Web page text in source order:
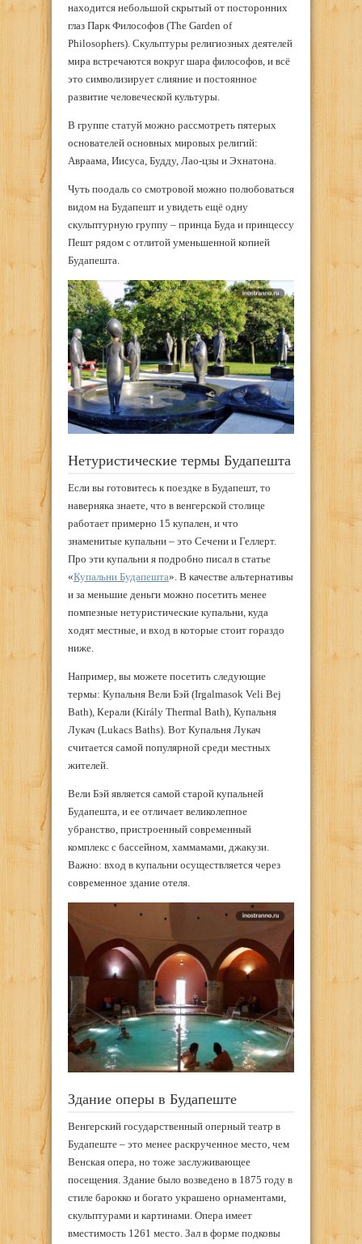
находится небольшой скрытый от посторонних
глаз Парк Философов (The Garden of
Philosophers). Скульптуры религиозных деятелей
мира встречаются вокруг шара философов, и всё
это символизирует слияние и постоянное
развитие человеческой культуры.
В группе статуй можно рассмотреть пятерых
основателей основных мировых религий:
Авраама, Иисуса, Будду, Лао-цзы и Эхнатона.
Чуть поодаль со смотровой можно полюбоваться
видом на Будапешт и увидеть ещё одну
скульптурную группу – принца Буда и принцессу
Пешт рядом с отлитой уменьшенной копией
Будапешта.
Нетуристические термы Будапешта
Если вы готовитесь к поездке в Будапешт, то
наверняка знаете, что в венгерской столице
работает примерно 15 купален, и что
знаменитые купальни – это Сечени и Геллерт.
Про эти купальни я подробно писал в статье
«Купальни Будапешта». В качестве альтернативы
и за меньшие деньги можно посетить менее
помпезные нетуристические купальни, куда
ходят местные, и вход в которые стоит гораздо
ниже.
Например, вы можете посетить следующие
термы: Купальня Вели Бэй (Irgalmasok Veli Bej
Bath), Керали (Király Thermal Bath), Купальня
Лукач (Lukacs Baths). Вот Купальня Лукач
считается самой популярной среди местных
жителей.
Вели Бэй является самой старой купальней
Будапешта, и ее отличает великолепное
убранство, пристроенный современный
комплекс с бассейном, хаммамами, джакузи.
Важно: вход в купальни осуществляется через
современное здание отеля.
Здание оперы в Будапеште
Венгерский государственный оперный театр в
Будапеште – это менее раскрученное место, чем
Венская опера, но тоже заслуживающее
посещения. Здание было возведено в 1875 году в
стиле барокко и богато украшено орнаментами,
скульптурами и картинами. Опера имеет
вместимость 1261 место. Зал в форме подковы